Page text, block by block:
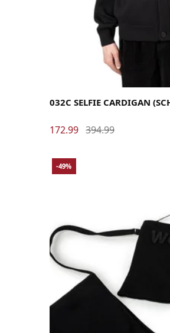
X-Large
032C SELFIE CARDIGAN
172.99 394.99
-49%